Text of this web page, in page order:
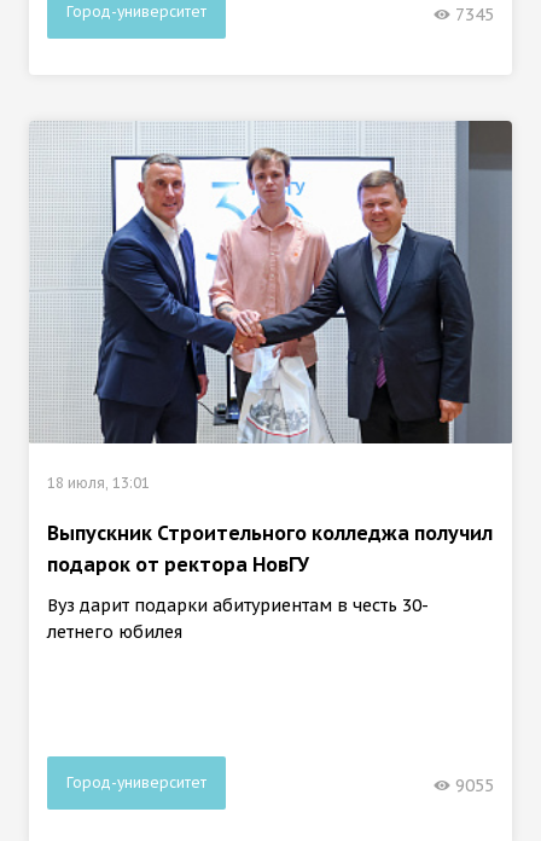
Город-университет 7345
18 июля, 13:01
Выпускник Строительного колледжа получил
подарок от ректора НовГУ
Вуз дарит подарки абитуриентам в честь 30-
летнего юбилея
Город-университет 9055